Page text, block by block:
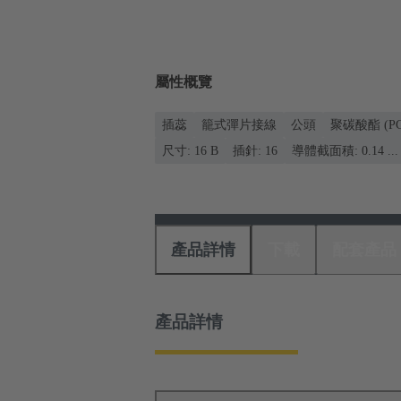
屬性概覽
插蕊 籠式彈片接線 公頭
聚碳酸酯
尺寸: 16 B
插針: 16 導體截面積: 0.14 ...
產品詳情
產品詳情